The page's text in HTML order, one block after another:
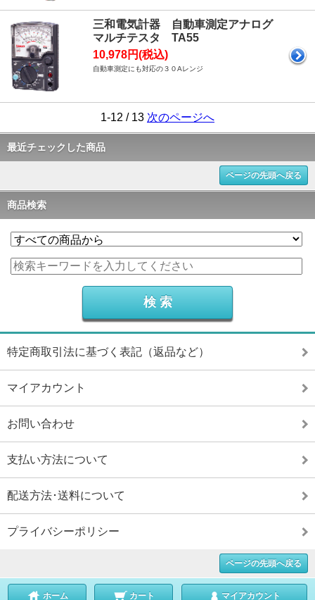
三和電気計器 自動車測定アナログ
マルチテスタ TA55
10,978円(税込)
自動車測定にも対応の３０Aレンジ
1-12 / 13 次のページへ
最近チェックした商品
ページの先頭へ戻る
商品検索
特定商取引法に基づく表記（返品など）
マイアカウント
お問い合わせ
支払い方法について
配送方法･送料について
プライバシーポリシー
ページの先頭へ戻る
ホーム カート マイアカウント